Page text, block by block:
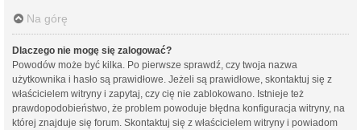
Na górę
Dlaczego nie mogę się zalogować?
Powodów może być kilka. Po pierwsze sprawdź, czy twoja nazwa
użytkownika i hasło są prawidłowe. Jeżeli są prawidłowe, skontaktuj się z
właścicielem witryny i zapytaj, czy cię nie zablokowano. Istnieje też
prawdopodobieństwo, że problem powoduje błędna konfiguracja witryny, na
której znajduje się forum. Skontaktuj się z właścicielem witryny i powiadom